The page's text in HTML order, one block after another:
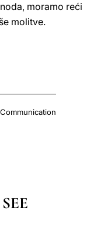
moramo reći
molitve.